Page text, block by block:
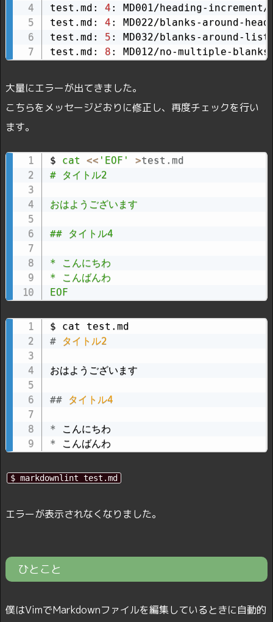
test.md: 4 : MD001/heading-
test.md: 4 : MD022/blanks-around-
test.md: 5 : MD032/blanks-around-
test.md: 8 : MD012/no-multiple-
大量にエラーが出てきました。
こちらをメッセージどおりに修正し、再度チェックを行い
ます。
$ cat << 'EOF' >test.md
# タイトル2
おはようございます
## タイトル4
* こんにちわ
* こんばんわ
EOF
# タイトル2
おはようございます
## タイトル4
*
* こんばんわ
$ markdownlint test.md
エラーが表示されなくなりました。
ひとこと
僕はVimでMarkdownファイルを編集しているときに自動的